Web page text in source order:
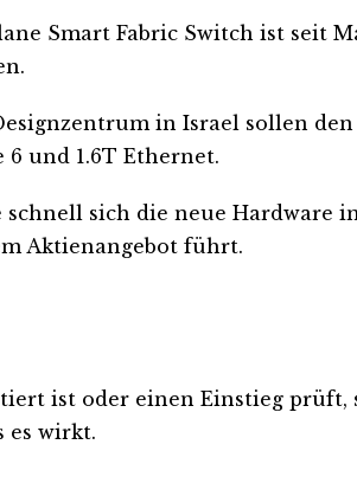
Smart Fabric Switch ist seit
in Israel sollen
und 1.6T Ethernet.
sich die neue Hardware
Aktienangebot führt.
ist oder einen Einstieg prüft,
es wirkt.